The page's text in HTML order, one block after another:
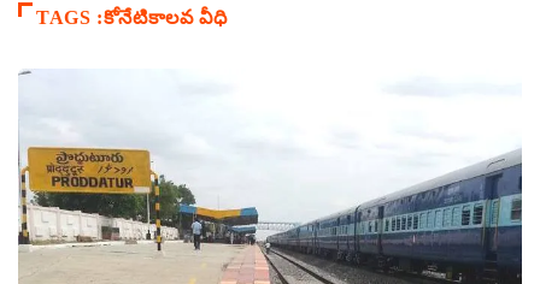
TAGS :కోనేటికాలవ వీధి